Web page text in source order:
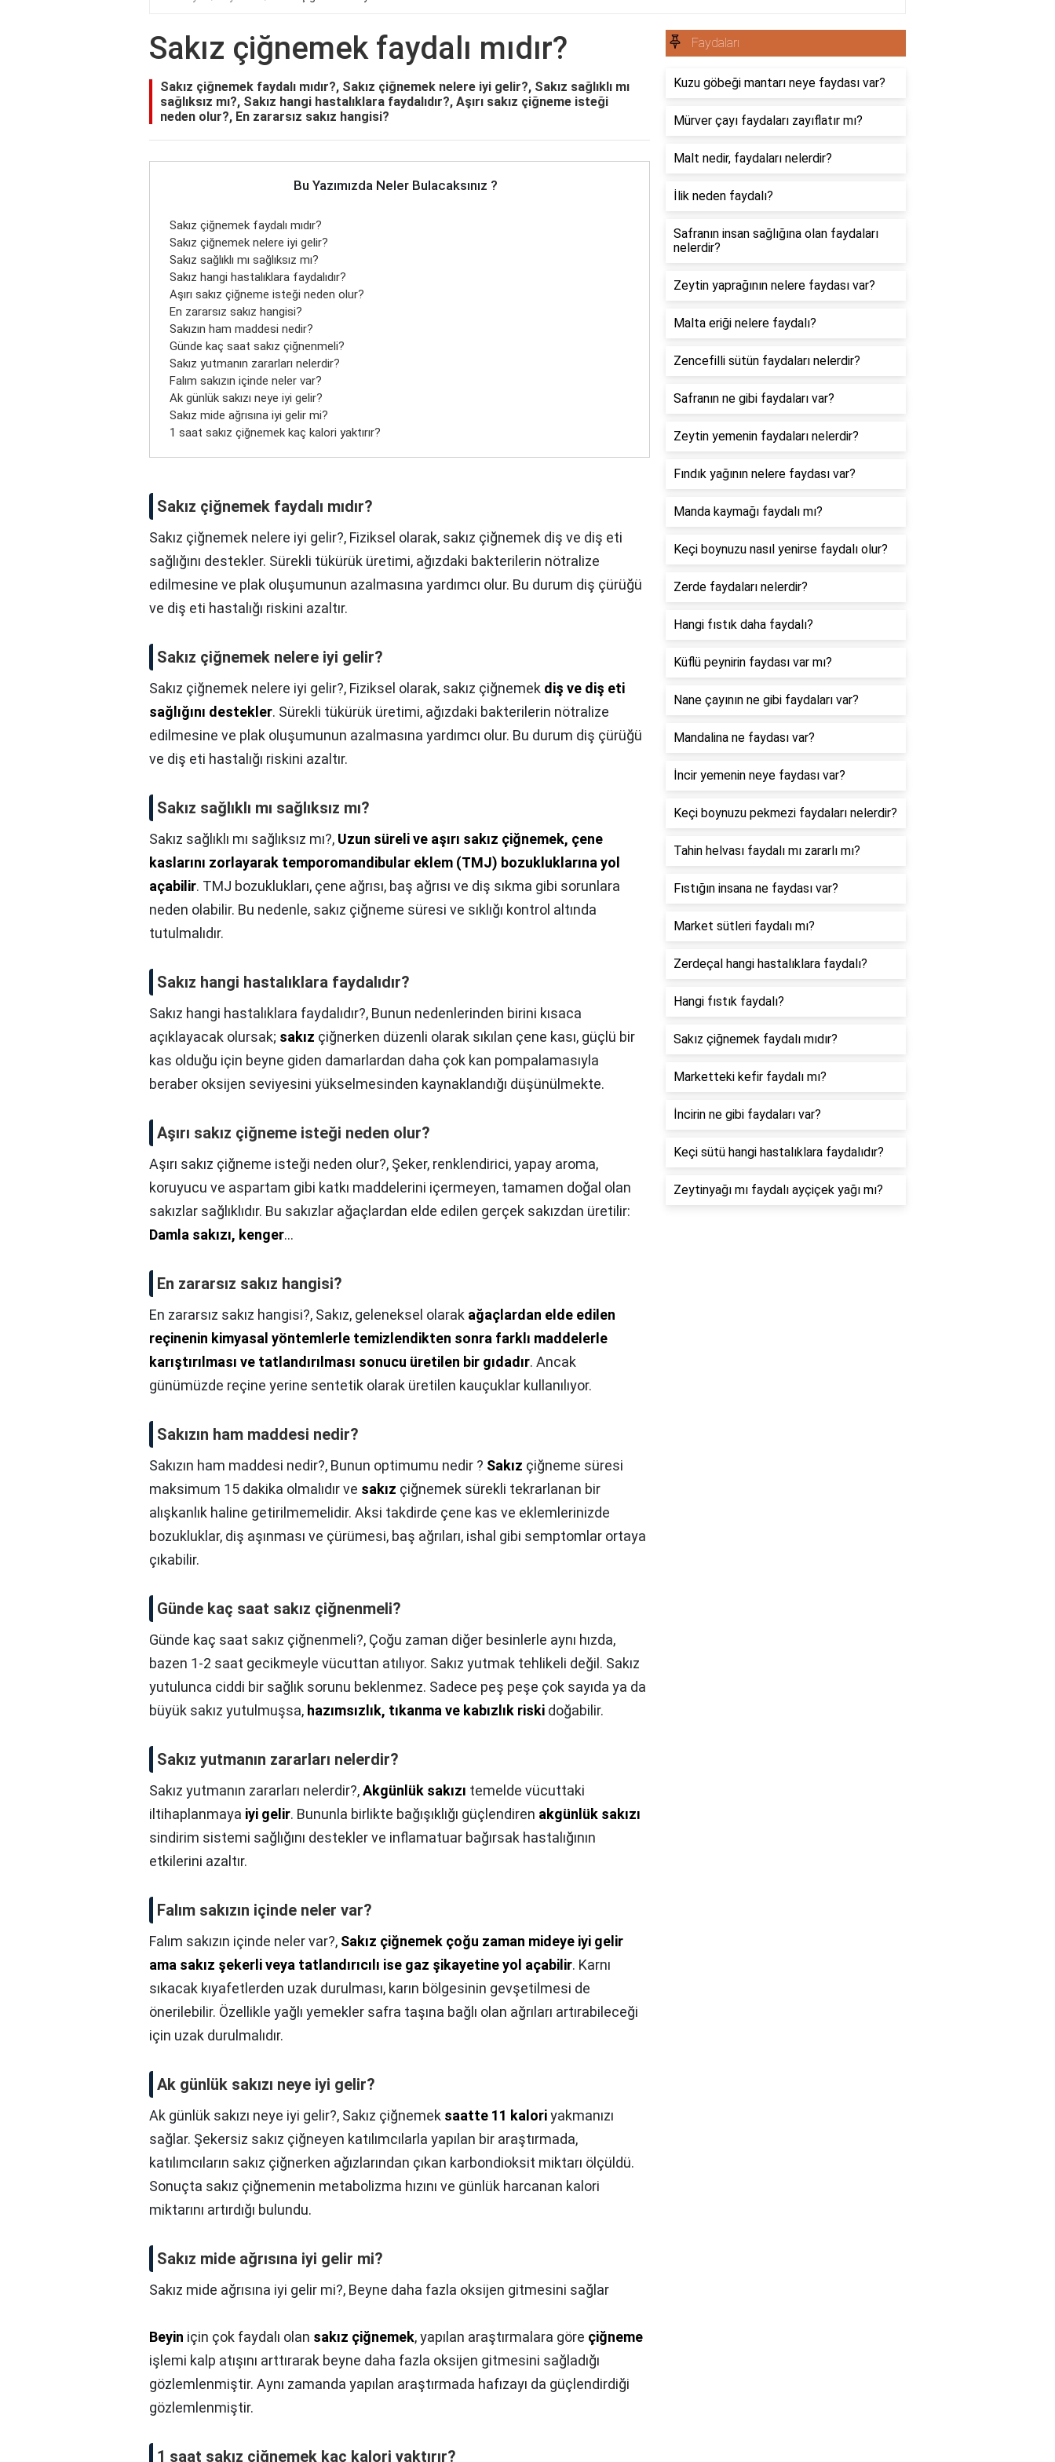
Sakız çiğnemek faydalı mıdır?
Sakız çiğnemek faydalı mıdır?, Sakız çiğnemek nelere iyi gelir?, Sakız sağlıklı mı
sağlıksız mı?, Sakız hangi hastalıklara faydalıdır?, Aşırı sakız çiğneme isteği
neden olur?, En zararsız sakız hangisi?
Bu Yazımızda Neler Bulacaksınız ?
Sakız çiğnemek faydalı mıdır?
Sakız çiğnemek nelere iyi gelir?
Sakız sağlıklı mı sağlıksız mı?
Sakız hangi hastalıklara faydalıdır?
Aşırı sakız çiğneme isteği neden olur?
En zararsız sakız hangisi?
Sakızın ham maddesi nedir?
Günde kaç saat sakız çiğnenmeli?
Sakız yutmanın zararları nelerdir?
Falım sakızın içinde neler var?
Ak günlük sakızı neye iyi gelir?
Sakız mide ağrısına iyi gelir mi?
1 saat sakız çiğnemek kaç kalori yaktırır?
Sakız çiğnemek faydalı mıdır?
Sakız çiğnemek nelere iyi gelir?, Fiziksel olarak, sakız çiğnemek diş ve diş eti
sağlığını destekler. Sürekli tükürük üretimi, ağızdaki bakterilerin nötralize
edilmesine ve plak oluşumunun azalmasına yardımcı olur. Bu durum diş çürüğü
ve diş eti hastalığı riskini azaltır.
Sakız çiğnemek nelere iyi gelir?
Sakız çiğnemek nelere iyi gelir?, Fiziksel olarak, sakız çiğnemek diş ve diş eti
sağlığını destekler. Sürekli tükürük üretimi, ağızdaki bakterilerin nötralize
edilmesine ve plak oluşumunun azalmasına yardımcı olur. Bu durum diş çürüğü
ve diş eti hastalığı riskini azaltır.
Sakız sağlıklı mı sağlıksız mı?
Sakız sağlıklı mı sağlıksız mı?, Uzun süreli ve aşırı sakız çiğnemek, çene
kaslarını zorlayarak temporomandibular eklem (TMJ) bozukluklarına yol
açabilir. TMJ bozuklukları, çene ağrısı, baş ağrısı ve diş sıkma gibi sorunlara
neden olabilir. Bu nedenle, sakız çiğneme süresi ve sıklığı kontrol altında
tutulmalıdır.
Sakız hangi hastalıklara faydalıdır?
Sakız hangi hastalıklara faydalıdır?, Bunun nedenlerinden birini kısaca
açıklayacak olursak; sakız çiğnerken düzenli olarak sıkılan çene kası, güçlü bir
kas olduğu için beyne giden damarlardan daha çok kan pompalamasıyla
beraber oksijen seviyesini yükselmesinden kaynaklandığı düşünülmekte.
Aşırı sakız çiğneme isteği neden olur?
Aşırı sakız çiğneme isteği neden olur?, Şeker, renklendirici, yapay aroma,
koruyucu ve aspartam gibi katkı maddelerini içermeyen, tamamen doğal olan
sakızlar sağlıklıdır. Bu sakızlar ağaçlardan elde edilen gerçek sakızdan üretilir:
Damla sakızı, kenger…
En zararsız sakız hangisi?
En zararsız sakız hangisi?, Sakız, geleneksel olarak ağaçlardan elde edilen
reçinenin kimyasal yöntemlerle temizlendikten sonra farklı maddelerle
karıştırılması ve tatlandırılması sonucu üretilen bir gıdadır. Ancak
günümüzde reçine yerine sentetik olarak üretilen kauçuklar kullanılıyor.
Sakızın ham maddesi nedir?
Sakızın ham maddesi nedir?, Bunun optimumu nedir ? Sakız çiğneme süresi
maksimum 15 dakika olmalıdır ve sakız çiğnemek sürekli tekrarlanan bir
alışkanlık haline getirilmemelidir. Aksi takdirde çene kas ve eklemlerinizde
bozukluklar, diş aşınması ve çürümesi, baş ağrıları, ishal gibi semptomlar ortaya
çıkabilir.
Günde kaç saat sakız çiğnenmeli?
Günde kaç saat sakız çiğnenmeli?, Çoğu zaman diğer besinlerle aynı hızda,
bazen 1-2 saat gecikmeyle vücuttan atılıyor. Sakız yutmak tehlikeli değil. Sakız
yutulunca ciddi bir sağlık sorunu beklenmez. Sadece peş peşe çok sayıda ya da
büyük sakız yutulmuşsa, hazımsızlık, tıkanma ve kabızlık riski doğabilir.
Sakız yutmanın zararları nelerdir?
Sakız yutmanın zararları nelerdir?,Akgünlük sakızı temelde vücuttaki
iltihaplanmaya iyi gelir. Bununla birlikte bağışıklığı güçlendiren akgünlük sakızı
sindirim sistemi sağlığını destekler ve inflamatuar bağırsak hastalığının
etkilerini azaltır.
Falım sakızın içinde neler var?
Falım sakızın içinde neler var?, Sakız çiğnemek çoğu zaman mideye iyi gelir
ama sakız şekerli veya tatlandırıcılı ise gaz şikayetine yol açabilir. Karnı
sıkacak kıyafetlerden uzak durulması, karın bölgesinin gevşetilmesi de
önerilebilir. Özellikle yağlı yemekler safra taşına bağlı olan ağrıları artırabileceği
için uzak durulmalıdır.
Ak günlük sakızı neye iyi gelir?
Ak günlük sakızı neye iyi gelir?, Sakız çiğnemek saatte 11 kaloriyakmanızı
sağlar. Şekersiz sakız çiğneyen katılımcılarla yapılan bir araştırmada,
katılımcıların sakız çiğnerken ağızlarından çıkan karbondioksit miktarı ölçüldü.
Sonuçta sakız çiğnemenin metabolizma hızını ve günlük harcanan kalori
miktarını artırdığı bulundu.
Sakız mide ağrısına iyi gelir mi?
Sakız mide ağrısına iyi gelir mi?, Beyne daha fazla oksijen gitmesini sağlar
Beyin için çok faydalı olan sakız çiğnemek, yapılan araştırmalara göre çiğneme
işlemi kalp atışını arttırarak beyne daha fazla oksijen gitmesini sağladığı
gözlemlenmiştir. Aynı zamanda yapılan araştırmada hafızayı da güçlendirdiği
gözlemlenmiştir.
1 saat sakız çiğnemek kaç kalori yaktırır?
Faydaları
Kuzu göbeği mantarı neye faydası var?
Mürver çayı faydaları zayıflatır mı?
Malt nedir, faydaları nelerdir?
İlik neden faydalı?
Safranın insan sağlığına olan faydaları
nelerdir?
Zeytin yaprağının nelere faydası var?
Malta eriği nelere faydalı?
Zencefilli sütün faydaları nelerdir?
Safranın ne gibi faydaları var?
Zeytin yemenin faydaları nelerdir?
Fındık yağının nelere faydası var?
Manda kaymağı faydalı mı?
Keçi boynuzu nasıl yenirse faydalı olur?
Zerde faydaları nelerdir?
Hangi fıstık daha faydalı?
Küflü peynirin faydası var mı?
Nane çayının ne gibi faydaları var?
Mandalina ne faydası var?
İncir yemenin neye faydası var?
Keçi boynuzu pekmezi faydaları nelerdir?
Tahin helvası faydalı mı zararlı mı?
Fıstığın insana ne faydası var?
Market sütleri faydalı mı?
Zerdeçal hangi hastalıklara faydalı?
Hangi fıstık faydalı?
Sakız çiğnemek faydalı mıdır?
Marketteki kefir faydalı mı?
İncirin ne gibi faydaları var?
Keçi sütü hangi hastalıklara faydalıdır?
Zeytinyağı mı faydalı ayçiçek yağı mı?